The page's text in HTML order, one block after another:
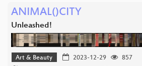
ANIMAL()CITY
Unleashed!
Art & Beauty 2023-12-29
857